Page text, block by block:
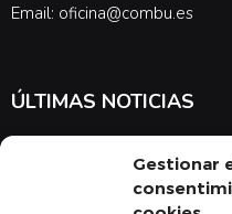
Gestionar
Email: oficina@combu.es
ÚLTIMAS NOTICIAS
noticias en cuanto a medicina y